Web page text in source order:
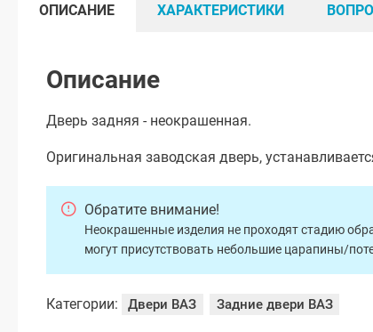
ОПИСАНИЕ ХАРАКТЕРИСТИКИ
Описание
Дверь задняя - неокрашенная.
Оригинальная заводская дверь,
Обратите внимание!
Неокрашенные изделия не проходят стадию
могут присутствовать небольшие царапины/
Категории: Двери ВАЗ Задние двери ВАЗ